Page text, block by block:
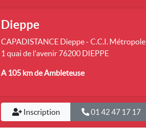
Dieppe
CAPADISTANCE Dieppe - C.C.I. Métropole
1 quai de l'avenir 76200 DIEPPE
A 105 kmde Ambleteuse
Inscription 01 42 47 17 17